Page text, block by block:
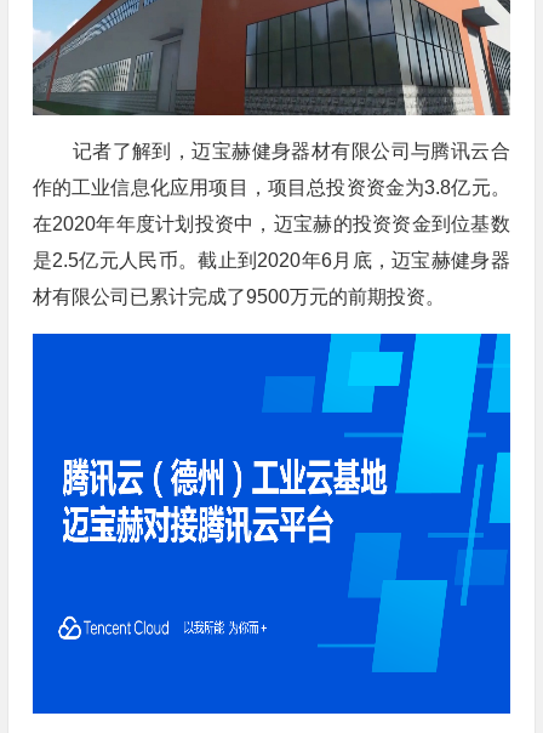
记者了解到，迈宝赫健身器材有限公司与腾讯云合
作的工业信息化应用项目，项目总投资资金为3.8亿元。
在2020年年度计划投资中，迈宝赫的投资资金到位基数
是2.5亿元人民币。截止到2020年6月底，迈宝赫健身器
材有限公司已累计完成了9500万元的前期投资。